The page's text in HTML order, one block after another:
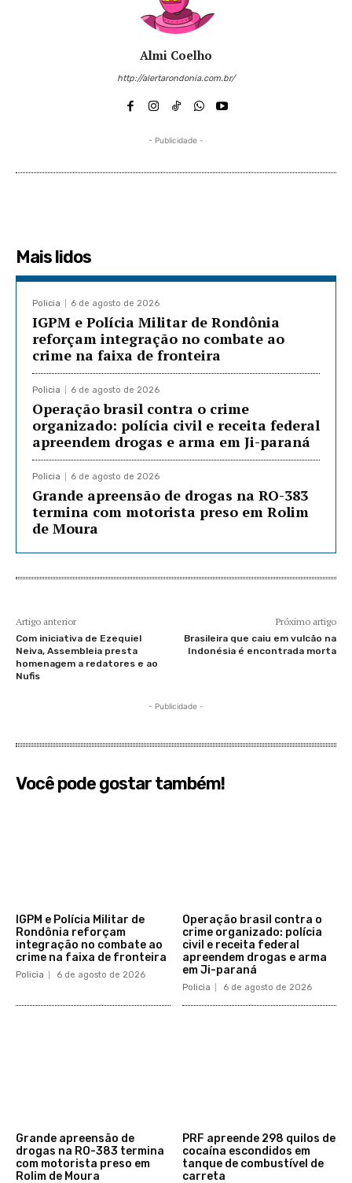
Almi Coelho
http://alertarondonia.com.br/
- Publicidade -
Mais lidos
Policia 6 de agosto de 2026
IGPM e Polícia Militar de Rondônia
reforçam integração no combate ao
crime na faixa de fronteira
Policia 6 de agosto de 2026
Operação brasil contra o crime
organizado: polícia civil e receita federal
apreendem drogas e arma em Ji-paraná
Policia 6 de agosto de 2026
Grande apreensão de drogas na RO-383
termina com motorista preso em Rolim
de Moura
Artigo anterior
Com iniciativa de Ezequiel
Neiva, Assembleia presta
homenagem a redatores e ao
Nufis
Próximo artigo
Brasileira que caiu em vulcão na
Indonésia é encontrada morta
- Publicidade -
Você pode gostar também!
IGPM e Polícia Militar de
Rondônia reforçam
integração no combate ao
crime na faixa de fronteira
Policia 6 de agosto de 2026
Operação brasil contra o
crime organizado: polícia
civil e receita federal
apreendem drogas e arma
em Ji-paraná
Policia 6 de agosto de 2026
Grande apreensão de
drogas na RO-383 termina
com motorista preso em
Rolim de Moura
PRF apreende 298 quilos de
cocaína escondidos em
tanque de combustível de
carreta